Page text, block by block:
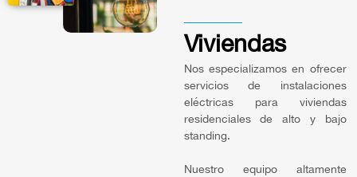
Viviendas
Nos especializamos en ofrecer
servicios de instalaciones
eléctricas para viviendas
residenciales de alto y bajo
standing.
Nuestro equipo altamente